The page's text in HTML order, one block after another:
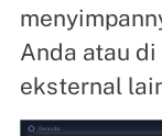
Anda atau
eksternal